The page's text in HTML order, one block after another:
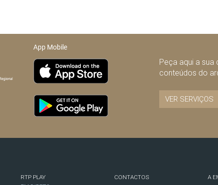
App Mobile
Peça aqui a sua
conteúdos do
VER SERVIÇOS
RTP PLAY
CONTACTOS
A